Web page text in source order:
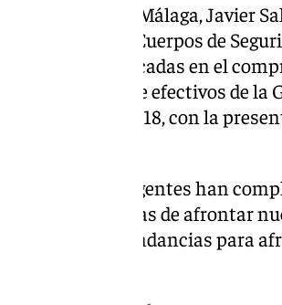
del gobierno en Málaga, Javier
las Fuerzas y Cuerpos de
vienen enmarcadas en el
la plantilla de efectivos de la
patente desde 2018, con la
bienvenida, los agentes han
ilusión y ganas de afrontar
comandancias para